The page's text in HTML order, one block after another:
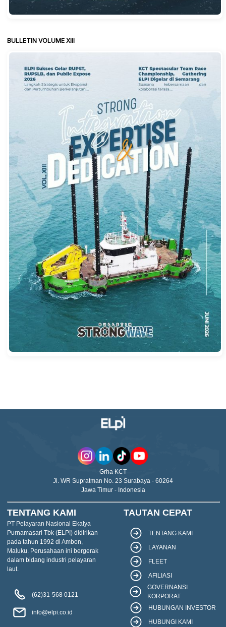
BULLETIN VOLUME XIII
Grha KCT
Jl. WR Supratman No. 23 Surabaya - 60264
Jawa Timur - Indonesia
TENTANG KAMI
PT Pelayaran Nasional Ekalya
Purnamasari Tbk (ELPI) didirikan
pada tahun 1992 di Ambon,
Maluku. Perusahaan ini bergerak
dalam bidang industri pelayaran
laut.
(62)31-568 0121
info@elpi.co.id
TAUTAN CEPAT
TENTANG KAMI
LAYANAN
FLEET
AFILIASI
GOVERNANSI
KORPORAT
HUBUNGAN INVESTOR
HUBUNGI KAMI